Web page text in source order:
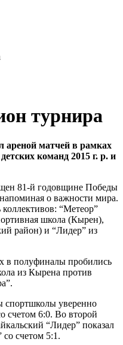
турнира
ареной матчей в рамках
команд 2015 г. р. и
81-й годовщине Победы
о важности мира.
“Метеор”
школа (Кырен),
район) и “Лидер” из
в полуфиналы пробились
из Кырена против
спортшколы уверенно
счетом 6:0. Во второй
“Лидер” показал
счетом 5:1.